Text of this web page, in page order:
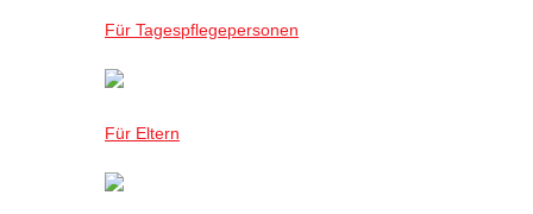
Für Tagespflegepersonen
Für Eltern